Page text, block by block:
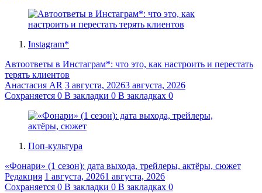
Instagram*
Автоответы в Инстаграм*: что это, как настроить и перестать
терять клиентов
Анастасия AR 3 августа, 20263 августа, 2026
Сохраняется 0 В закладки 0 В закладках 0
Поп-культура
«Фонари» (1 сезон): дата выхода, трейлеры, актёры, сюжет
Редакция 1 августа, 20261 августа, 2026
Сохраняется 0 В закладки 0 В закладках 0